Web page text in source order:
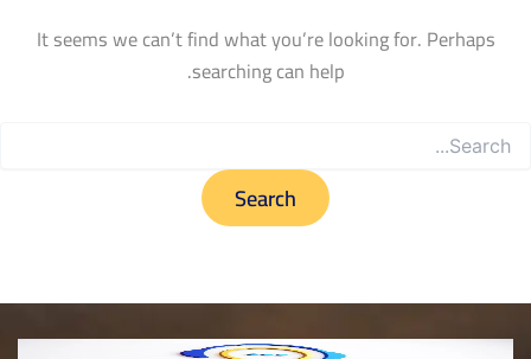
It seems we can’t find what you’re looking for. Perhaps
searching can help.